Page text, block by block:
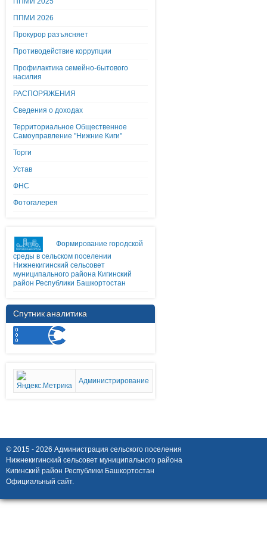
ППМИ 2026
Прокурор разъясняет
Противодействие коррупции
Профилактика семейно-бытового
насилия
РАСПОРЯЖЕНИЯ
Сведения о доходах
Территориальное Общественное
Самоуправление "Нижние Киги"
Торги
Устав
ФНС
Фотогалерея
Формирование городской
среды в сельском поселении
Нижнекигинский сельсовет
муниципального района Кигинский
район Республики Башкортостан
Спутник аналитика
Администрирование
© 2015 - 2026 Администрация сельского поселения
Нижнекигинский сельсовет муниципального района
Кигинский район Республики Башкортостан
Официальный сайт.